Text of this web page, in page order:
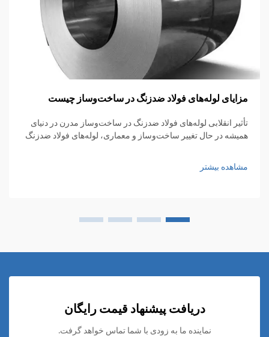
مزایای لوله‌های فولاد ضدزنگ در ساخت‌وساز چیست
تأثیر انقلابی لوله‌های فولاد ضدزنگ در ساخت‌وساز مدرن در دنیای
همیشه در حال تغییر ساخت‌وساز و معماری، لوله‌های فولاد ضدزنگ
و زیبایی بصری را با هم ترکیب می‌کنند...
مشاهده بیشتر
دریافت پیشنهاد قیمت رایگان
نماینده ما به زودی با شما تماس خواهد گرفت.